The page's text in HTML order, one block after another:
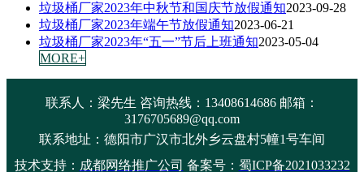
垃圾桶厂家2023年中秋节和国庆节放假通知2023-09-28
垃圾桶厂家2023年端午节放假通知2023-06-21
垃圾桶厂家2023年“五一”节后上班通知2023-05-04
MORE+
联系人：梁先生 咨询热线：13408614686 邮箱：
3176705689@qq.com
联系地址： 德阳市广汉市北外乡云盘村5幢1号车间
技术支持： 成都网络推广公司 备案号： 蜀ICP备2021033232